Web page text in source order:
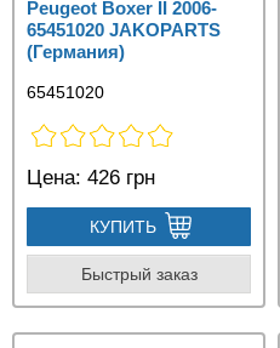
Peugeot Boxer II 2006-
65451020 JAKOPARTS
(Германия)
65451020
Цена: 426 грн
КУПИТЬ
Быстрый заказ